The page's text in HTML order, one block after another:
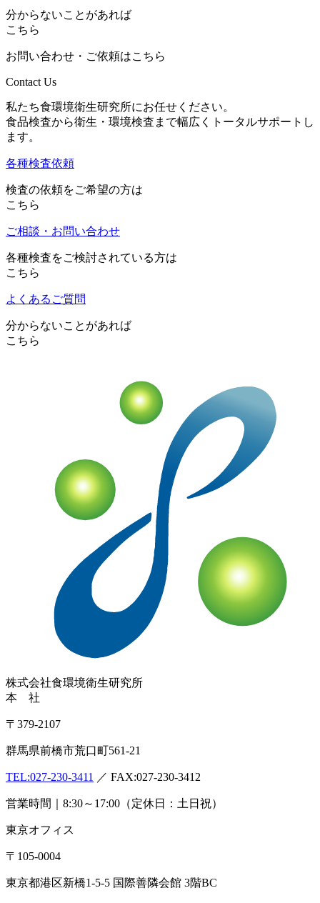
分からないことがあれば
こちら
お問い合わせ・ご依頼はこちら
Contact Us
私たち食環境衛生研究所にお任せください。
食品検査から衛生・環境検査まで幅広くトータルサポートし
ます。
各種検査依頼
検査の依頼をご希望の方は
こちら
ご相談・お問い合わせ
各種検査をご検討されている方は
こちら
よくあるご質問
分からないことがあれば
こちら
株式会社食環境衛生研究所
本 社
〒379-2107
群馬県前橋市荒口町561-21
TEL:027-230-3411 ／ FAX:027-230-3412
営業時間｜8:30～17:00（定休日：土日祝）
東京オフィス
〒105-0004
東京都港区新橋1-5-5 国際善隣会館 3階BC